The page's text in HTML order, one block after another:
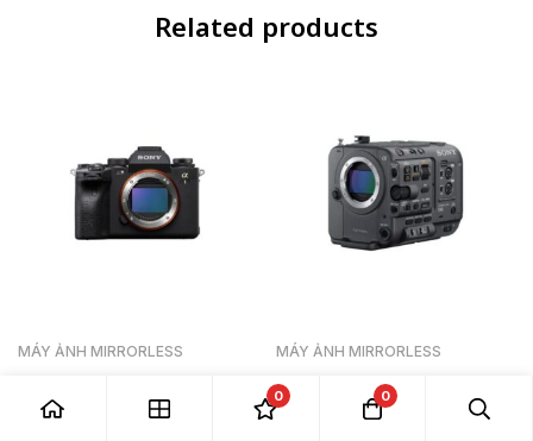
Related products
MÁY ẢNH MIRRORLESS
155,990,000 ₫
MÁY ẢNH MIRRORLESS
Sony FX6 (Body Only)
350,000 ₫
0 0